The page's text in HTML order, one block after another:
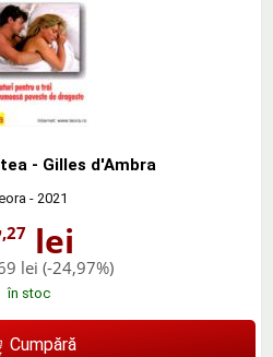
- Gilles d'Ambra
- 2021
,27lei
lei (-24,97%)
în stoc
Cumpără